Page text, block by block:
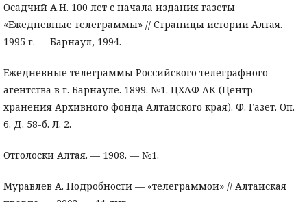
Осадчий А.Н. 100 лет с начала издания газеты
«Ежедневные телеграммы» // Страницы истории Алтая.
1995 г. — Барнаул, 1994.
Ежедневные телеграммы Российского телеграфного
агентства в г. Барнауле. 1899. №1. ЦХАФ АК (Центр
хранения Архивного фонда Алтайского края). Ф. Газет. Оп.
6. Д. 58-б. Л. 2.
Отголоски Алтая. — 1908. — №1.
Муравлев А. Подробности — «телеграммой» // Алтайская